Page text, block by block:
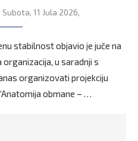
Subota, 11 Jula 2026,
stabilnost objavio je juče na
organizacija, u saradnji s
organizovati projekciju
obmane – …